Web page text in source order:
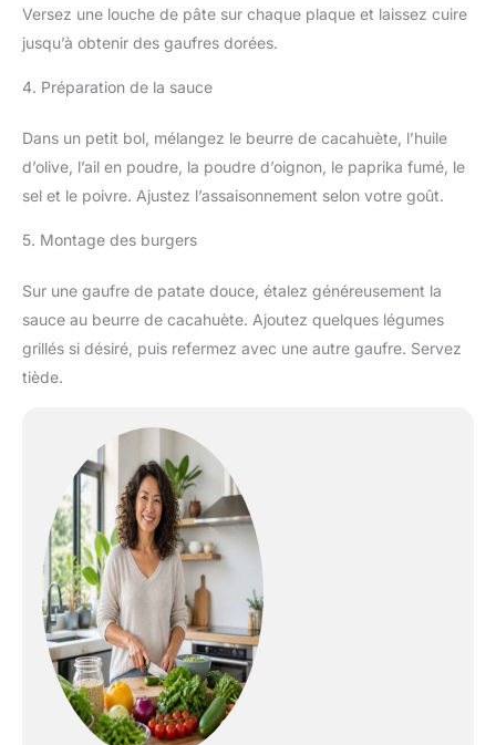
Versez une louche de pâte sur chaque plaque et laissez cuire
jusqu’à obtenir des gaufres dorées.
4. Préparation de la sauce
Dans un petit bol, mélangez le beurre de cacahuète, l’huile
d’olive, l’ail en poudre, la poudre d’oignon, le paprika fumé, le
sel et le poivre. Ajustez l’assaisonnement selon votre goût.
5. Montage des burgers
Sur une gaufre de patate douce, étalez généreusement la
sauce au beurre de cacahuète. Ajoutez quelques légumes
grillés si désiré, puis refermez avec une autre gaufre. Servez
tiède.